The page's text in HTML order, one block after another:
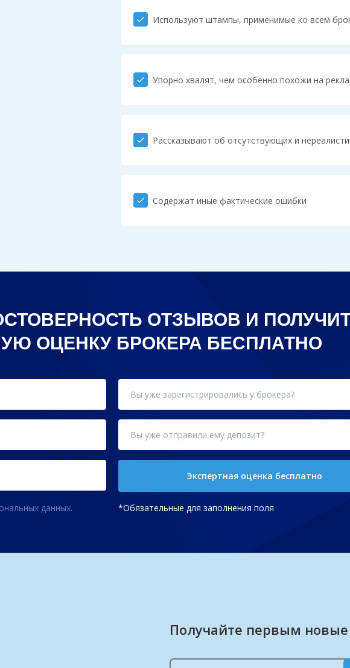
check Используют штампы, применимые ко всем
check Упорно хвалят, чем особенно похожи на
check Рассказывают об отсутствующих и
check Содержат иные фактические ошибки
ОТЗЫВОВ И
ОЦЕНКУ БРОКЕРА БЕСПЛАТНО
данных.
Экспертная оценка бесплатно
*Обязательные для заполнения поля
Получайте первым